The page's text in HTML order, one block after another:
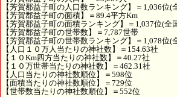
【芳賀郡益子町の人口数ランキング】＝1,036位(
【芳賀郡益子町の面積】＝89.4平方Km
【芳賀郡益子町の面積ランキング】＝1,037位(全
【芳賀郡益子町の世帯数】＝7,787世帯
【芳賀郡益子町の世帯数ランキング】＝1,078位(
【人口１０万人当たりの神社数】＝154.63社
【１０Km四方当たりの神社数】＝40.27社
【１０万世帯当たりの神社数】＝462.31社
【人口当たりの神社数順位】＝598位
【面積当たりの神社数順位】＝729位
【世帯数当たりの神社数順位】＝552位